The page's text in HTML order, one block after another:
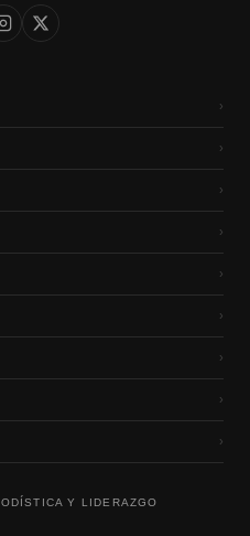
›
›
›
›
›
›
›
›
›
Y LIDERAZGO